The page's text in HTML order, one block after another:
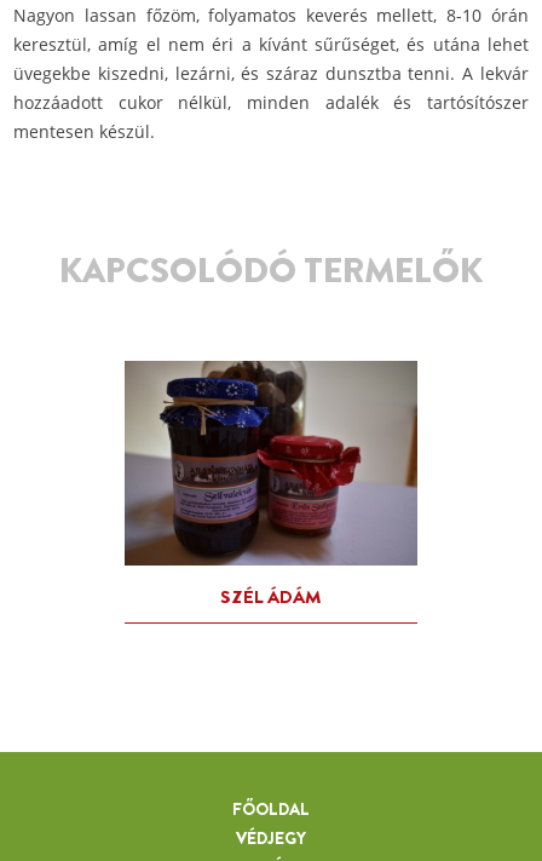
Nagyon lassan főzöm, folyamatos keverés mellett, 8-10 órán
keresztül, amíg el nem éri a kívánt sűrűséget, és utána lehet
üvegekbe kiszedni, lezárni, és száraz dunsztba tenni. A lekvár
hozzáadott cukor nélkül, minden adalék és tartósítószer
mentesen készül.
KAPCSOLÓDÓ TERMELŐK
FŐOLDAL
VÉDJEGY